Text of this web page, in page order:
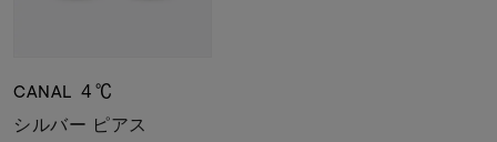
CANAL ４℃
シルバー ピアス